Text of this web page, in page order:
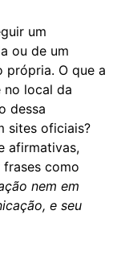
um
ou de um
própria. O que a
no local da
dessa
sites oficiais?
afirmativas,
como
nem em
e seu